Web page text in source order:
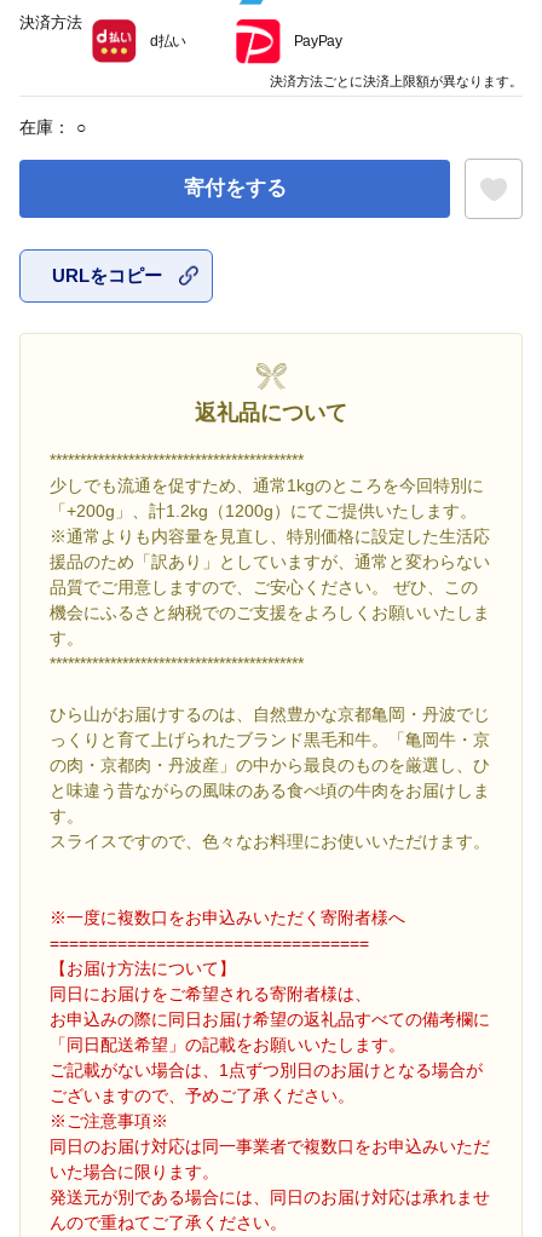
在庫： ○
寄付をする
URLをコピー
返礼品について
******************************************
少しでも流通を促すため、通常1kgのところを今回特別に
「+200g」、計1.2kg（1200g）にてご提供いたします。
※通常よりも内容量を見直し、特別価格に設定した生活応
援品のため「訳あり」としていますが、通常と変わらない
品質でご用意しますので、ご安心ください。 ぜひ、この
機会にふるさと納税でのご支援をよろしくお願いいたしま
す。
******************************************
ひら山がお届けするのは、自然豊かな京都亀岡・丹波でじ
っくりと育て上げられたブランド黒毛和牛。「亀岡牛・京
の肉・京都肉・丹波産」の中から最良のものを厳選し、ひ
と味違う昔ながらの風味のある食べ頃の牛肉をお届けしま
す。
スライスですので、色々なお料理にお使いいただけます。
※一度に複数口をお申込みいただく寄附者様へ
=================================
【お届け方法について】
同日にお届けをご希望される寄附者様は、
お申込みの際に同日お届け希望の返礼品すべての備考欄に
「同日配送希望」の記載をお願いいたします。
ご記載がない場合は、1点ずつ別日のお届けとなる場合が
ございますので、予めご了承ください。
※ご注意事項※
同日のお届け対応は同一事業者で複数口をお申込みいただ
いた場合に限ります。
発送元が別である場合には、同日のお届け対応は承れませ
んので重ねてご了承ください。
決済方法
d払い PayPay
決済方法ごとに決済上限額が異なります。